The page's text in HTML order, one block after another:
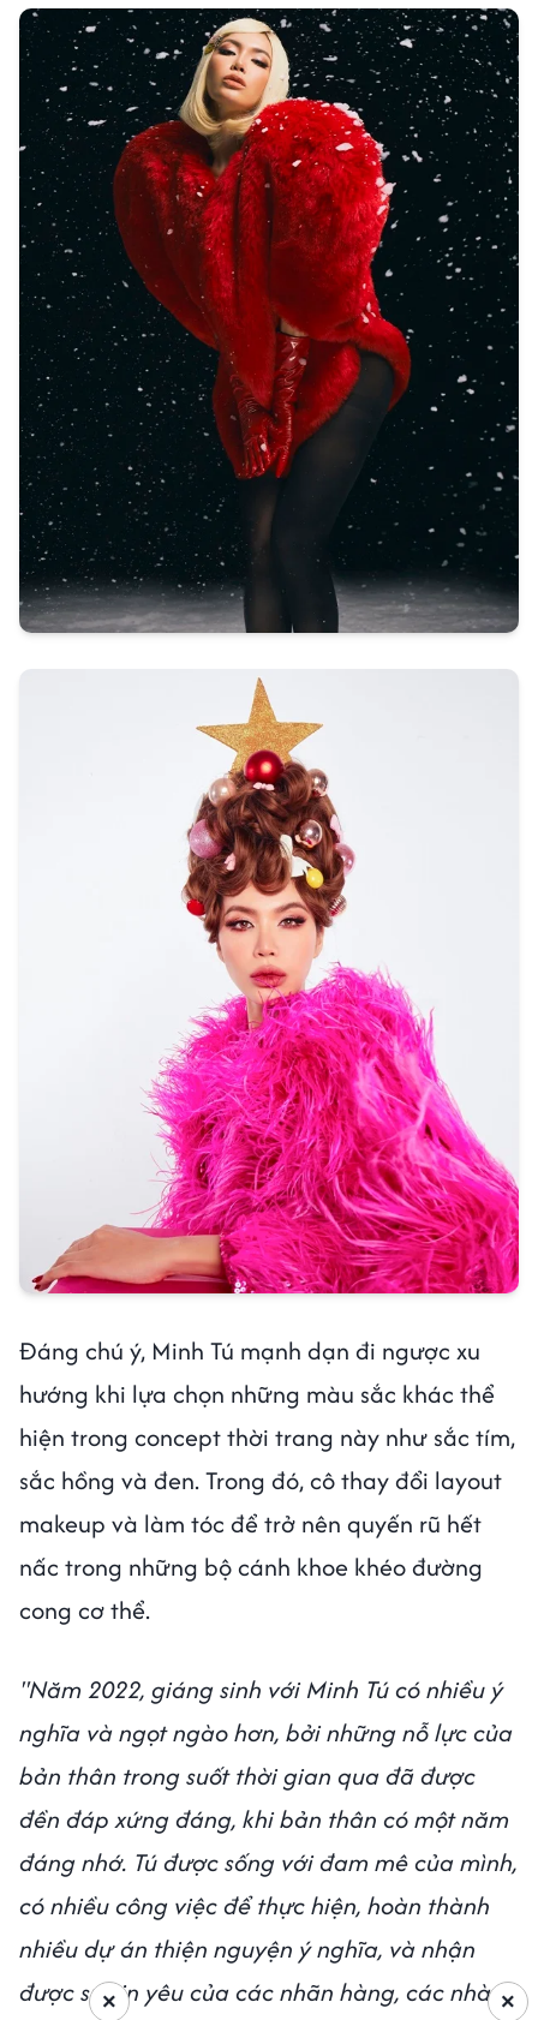
Đáng chú ý, Minh Tú mạnh dạn đi ngược xu
hướng khi lựa chọn những màu sắc khác thể
hiện trong concept thời trang này như sắc tím,
sắc hồng và đen. Trong đó, cô thay đổi layout
makeup và làm tóc để trở nên quyến rũ hết
nấc trong những bộ cánh khoe khéo đường
cong cơ thể.
"Năm 2022, giáng sinh với Minh Tú có nhiều ý
nghĩa và ngọt ngào hơn, bởi những nỗ lực của
bản thân trong suốt thời gian qua đã được
đền đáp xứng đáng, khi bản thân có một năm
đáng nhớ. Tú được sống với đam mê của mình,
có nhiều công việc để thực hiện, hoàn thành
nhiều dự án thiện nguyện ý nghĩa, và nhận
được sự tin yêu của các nhãn hàng, các nhà ×
×